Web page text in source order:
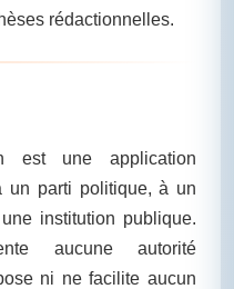
rédactionnelles.
est une application
un parti politique, à un
institution publique.
aucune autorité
ni ne facilite aucun